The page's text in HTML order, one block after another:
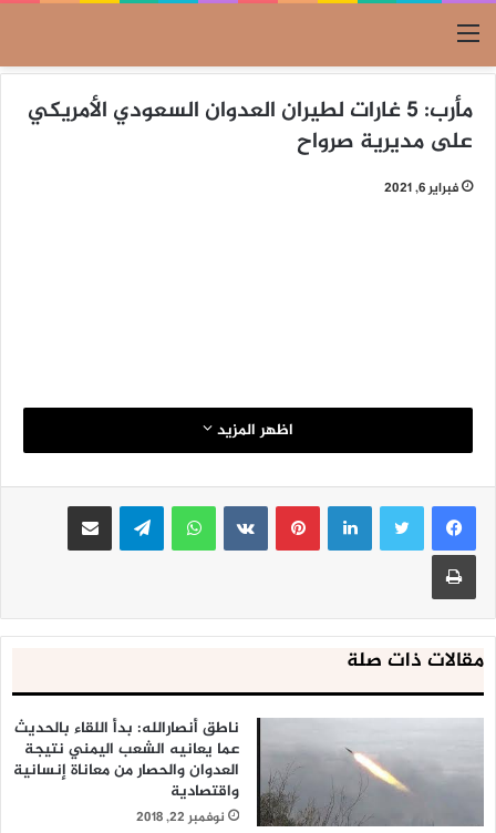
القائمة
مأرب: 5 غارات لطيران العدوان السعودي الأمريكي
على مديرية صرواح
فبراير 6, 2021
اظهر المزيد
لينكدإنبينتيريست واتساب تيلقرام مشاركة عبر البريد
طباعة
مقالات ذات صلة
ناطق أنصارالله: بدأ اللقاء بالحديث
عما يعانيه الشعب اليمني نتيجة
العدوان والحصار من معاناة إنسانية
واقتصادية
نوفمبر 22, 2018